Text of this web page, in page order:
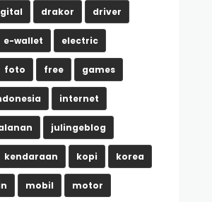
drakor driver
e-wallet electric
foto free games
internet
julingeblog
kendaraan kopi korea
mobil motor